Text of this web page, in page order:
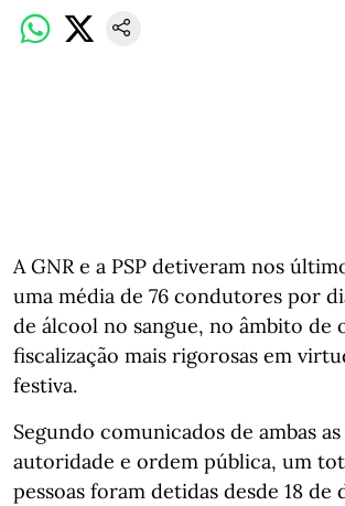
A GNR e a PSP detiveram nos
uma média de 76 condutores por
de álcool no sangue, no âmbito de
fiscalização mais rigorosas em
festiva.
Segundo comunicados de ambas
autoridade e ordem pública, um
pessoas foram detidas desde 18 de